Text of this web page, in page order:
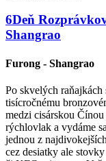
6Deň
Shangrao
Furong - Shangrao
Po skvelých raňajkách
tisícročnému
medzi cisárskou
rýchlovlak a vydáme
jednou z
cez desiatky ale